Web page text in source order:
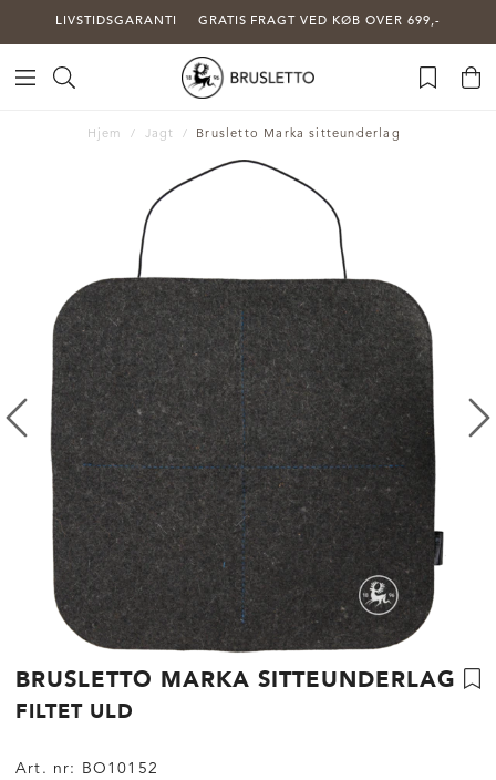
LIVSTIDSGARANTI GRATIS FRAGT VED KØB OVER 699,-
Hjem Jagt Brusletto Marka sitteunderlag
BRUSLETTO MARKA SITTEUNDERLAG
FILTET ULD
Art. nr: BO10152